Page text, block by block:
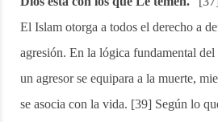
El Islam otorga a todos el derecho a
agresión. En la lógica fundamental
un agresor se equipara a la muerte,
se asocia con la vida. [39] Según lo